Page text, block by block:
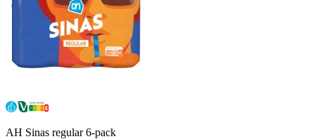
AH Sinas regular 6-pack